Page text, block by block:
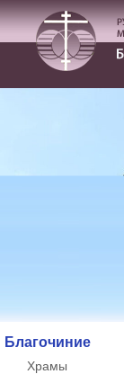
Благочиние
Храмы